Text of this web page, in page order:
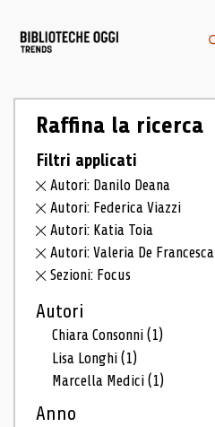
Raffina la ricerca
Filtri applicati
Autori: Danilo Deana
Autori: Federica Viazzi
Autori: Katia Toia
Autori: Valeria De Francesca
Sezioni: Focus
Autori
Chiara Consonni(1)
Lisa Longhi(1)
Marcella Medici(1)
Anno